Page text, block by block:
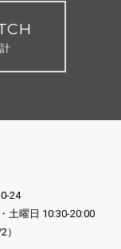
24
土曜日 10:30-20:00